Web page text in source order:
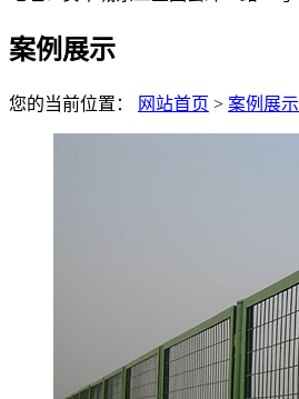
案例展示
您的当前位置： 网站首页 > 案例展示